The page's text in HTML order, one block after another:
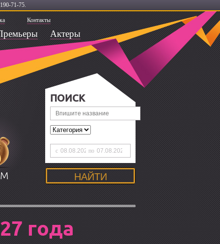
71-75.
Контакты
Актеры
ПОИСК
с по
года